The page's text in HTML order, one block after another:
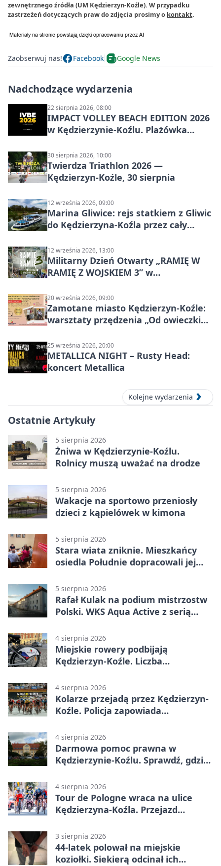
zewnętrznego źródła (UM Kędzierzyn-Koźle). W przypadku
zastrzeżeń dotyczących praw do zdjęcia prosimy o kontakt.
Zaobserwuj nas! Facebook Google News
Nadchodzące wydarzenia
22 sierpnia 2026, 08:00
IMPACT VOLLEY BEACH EDITION 2026
w Kędzierzynie-Koźlu. Plażówka
30 sierpnia 2026, 10:00
Twierdza Triathlon 2026 —
Kędzierzyn-Koźle, 30 sierpnia
12 września 2026, 09:00
Marina Gliwice: rejs statkiem z Gliwic
do Kędzierzyna-Koźla przez cały
12 września 2026, 13:00
Militarny Dzień Otwarty „RAMIĘ W
RAMIĘ Z WOJSKIEM 3” w
20 września 2026, 09:00
Zamotane miasto Kędzierzyn-Koźle:
warsztaty przędzenia „Od owieczki
25 września 2026, 20:00
METALLICA NIGHT – Rusty Head:
koncert Metallica
Kolejne wydarzenia
Ostatnie Artykuły
5 sierpnia 2026
Żniwa w Kędzierzynie-Koźlu.
Rolnicy muszą uważać na drodze
5 sierpnia 2026
Wakacje na sportowo przeniosły
dzieci z kąpielówek w kimona
5 sierpnia 2026
Stara wiata zniknie. Mieszkańcy
osiedla Południe dopracowali jej
5 sierpnia 2026
Rafał Kulak na podium mistrzostw
Polski. WKS Aqua Active z serią
4 sierpnia 2026
Miejskie rowery podbijają
Kędzierzyn-Koźle. Liczba
4 sierpnia 2026
Kolarze przejadą przez Kędzierzyn-
Koźle. Policja zapowiada
4 sierpnia 2026
Darmowa pomoc prawna w
Kędzierzynie-Koźlu. Sprawdź, gdzie
4 sierpnia 2026
Tour de Pologne wraca na ulice
Kędzierzyna-Koźla. Przejazd
3 sierpnia 2026
44-latek polował na miejskie
koziołki. Siekierą odcinał ich